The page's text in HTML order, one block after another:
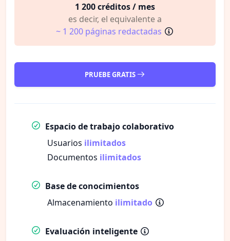
1 200 créditos / mes
es decir, el equivalente a
~ 1 200 páginas redactadas
PRUEBE GRATIS
Espacio de trabajo colaborativo
Usuarios ilimitados
Documentos ilimitados
Base de conocimientos
Almacenamiento ilimitado
Evaluación inteligente